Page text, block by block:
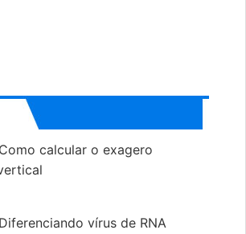
Como calcular o exagero
Diferenciando vírus de RNA